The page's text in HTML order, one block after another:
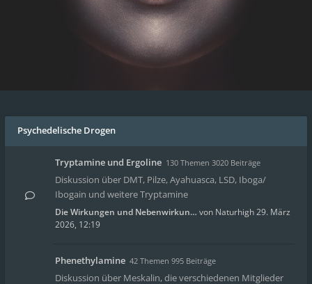
Psychedelische Drogen
Tryptamine und Ergoline 130 Themen 3020 Beiträge
Diskussion über DMT, Pilze, Ayahuasca, LSD, Iboga/
Ibogain und weitere Tryptamine
Die Wirkungen und Nebenwirkun… von Naturhigh29. März
2026, 12:19
Phenethylamine 42 Themen 995 Beiträge
Diskussion über Meskalin, die verschiedenen Mitglieder